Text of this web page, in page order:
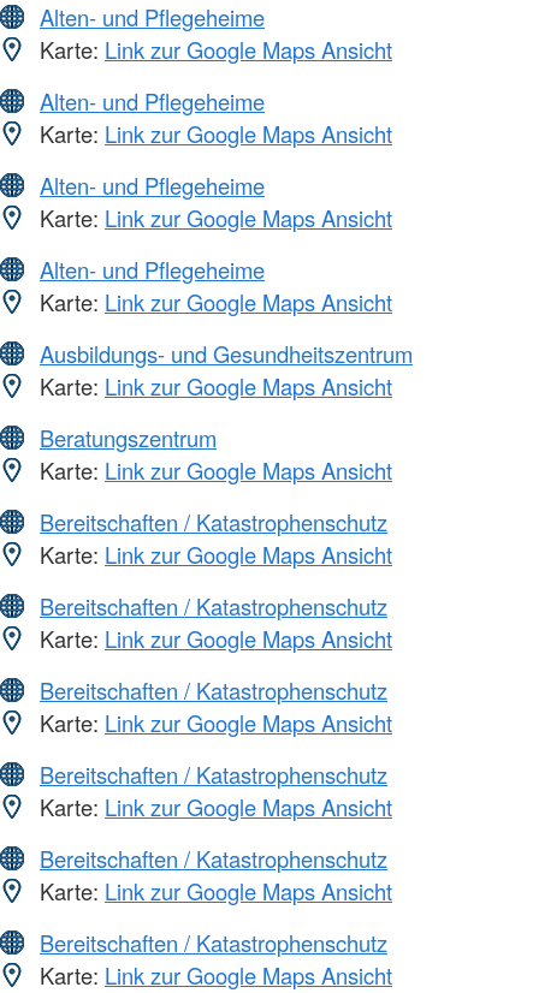
Alten- und Pflegeheime
Karte: Link zur Google Maps Ansicht
Alten- und Pflegeheime
Karte: Link zur Google Maps Ansicht
Alten- und Pflegeheime
Karte: Link zur Google Maps Ansicht
Alten- und Pflegeheime
Karte: Link zur Google Maps Ansicht
Ausbildungs- und Gesundheitszentrum
Karte: Link zur Google Maps Ansicht
Beratungszentrum
Karte: Link zur Google Maps Ansicht
Bereitschaften / Katastrophenschutz
Karte: Link zur Google Maps Ansicht
Bereitschaften / Katastrophenschutz
Karte: Link zur Google Maps Ansicht
Bereitschaften / Katastrophenschutz
Karte: Link zur Google Maps Ansicht
Bereitschaften / Katastrophenschutz
Karte: Link zur Google Maps Ansicht
Bereitschaften / Katastrophenschutz
Karte: Link zur Google Maps Ansicht
Bereitschaften / Katastrophenschutz
Karte: Link zur Google Maps Ansicht